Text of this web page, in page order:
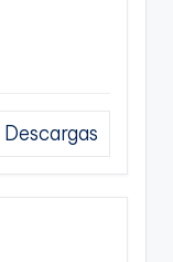
Descargas